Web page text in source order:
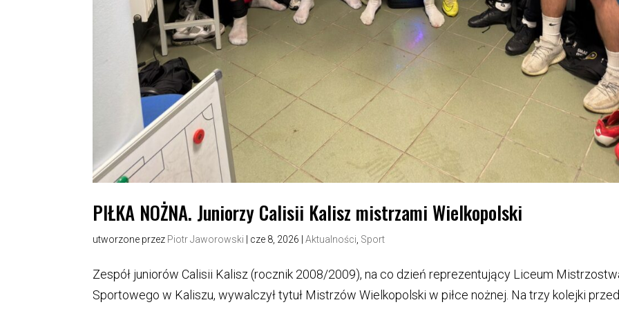
PIŁKA NOŻNA. Juniorzy Calisii Kalisz mistrzami Wielkopolski
utworzone przez Piotr Jaworowski | cze 8, 2026 |Aktualności Sport
Zespół juniorów Calisii Kalisz (rocznik 2008/2009), na co dzień reprezentujący Liceum
Sportowego w Kaliszu, wywalczył tytuł Mistrzów Wielkopolski w piłce nożnej. Na trzy kolejki